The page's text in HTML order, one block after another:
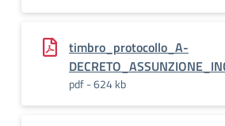
timbro_protocollo_A-
pdf - 624 kb